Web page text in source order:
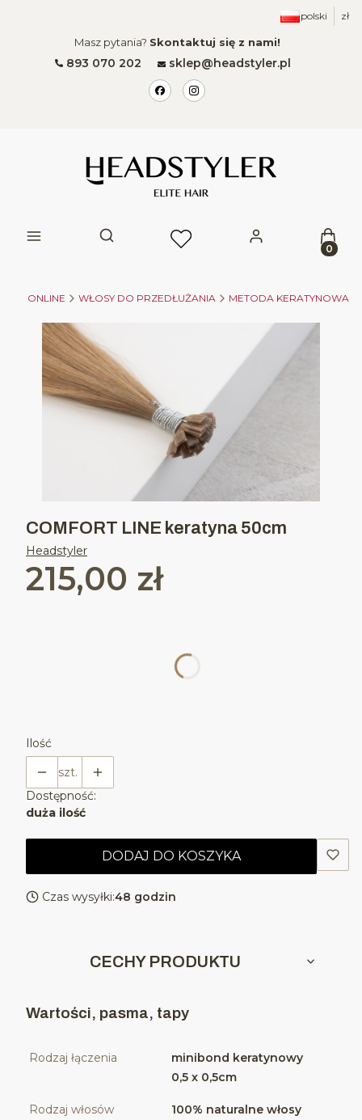
polski zł
Masz pytania? Skontaktuj się z nami!
893 070 202 sklep@headstyler.pl
Otwórz wyszukiwarkę
ONLINE WŁOSY DO PRZEDŁUŻANIA METODA KERATYNOWA
COMFORT LINE keratyna 50cm
Headstyler
Cena
215,00 zł
Ilość
szt.
Dostępność:
duża ilość
DODAJ DO KOSZYKA
Czas wysyłki:48 godzin
CECHY PRODUKTU
Wartości, pasma, tapy
Rodzaj łączenia
minibond keratynowy
0,5 x 0,5cm
Rodzaj włosów
100% naturalne włosy